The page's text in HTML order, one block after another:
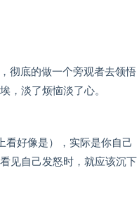
彻底的做一个旁观者去领悟
，淡了烦恼淡了心。
看好像是），实际是你自己
见自己发怒时，就应该沉下